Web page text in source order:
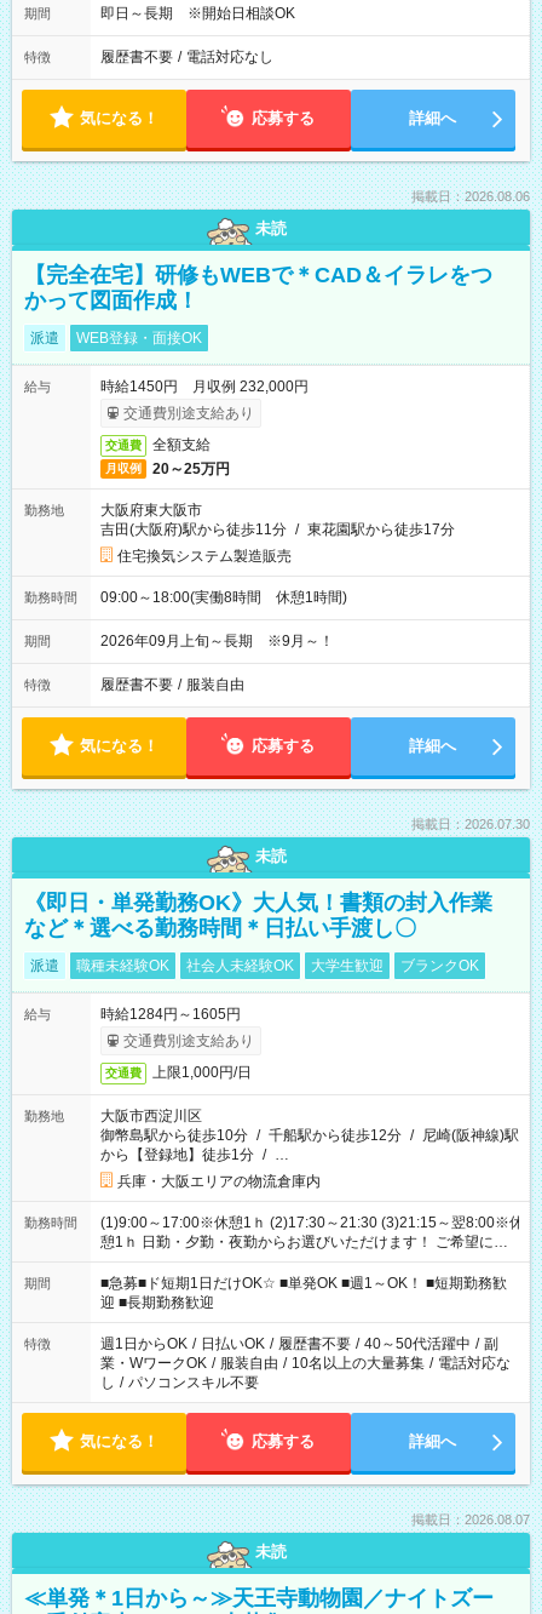
期間 即日～長期 ※開始日相談OK
特徴 履歴書不要 / 電話対応なし
気になる！ 応募する 詳細へ
掲載日：2026.08.06
未読
【完全在宅】研修もWEBで＊CAD＆イラレをつ
かって図面作成！
派遣 WEB登録・面接OK
給与
時給1450円 月収例 232,000円
交通費別途支給あり
交通費 全額支給
月収例 20～25万円
勤務地
大阪府東大阪市
吉田(大阪府)駅から徒歩11分 / 東花園駅から徒歩17分
住宅換気システム製造販売
勤務時間 09:00～18:00(実働8時間 休憩1時間)
期間 2026年09月上旬～長期 ※9月～！
特徴 履歴書不要 / 服装自由
気になる！ 応募する 詳細へ
掲載日：2026.07.30
未読
《即日・単発勤務OK》大人気！書類の封入作業
など＊選べる勤務時間＊日払い手渡し〇
派遣 職種未経験OK 社会人未経験OK 大学生歓迎 ブランクOK
給与
時給1284円～1605円
交通費別途支給あり
交通費 上限1,000円/日
勤務地
大阪市西淀川区
御幣島駅から徒歩10分 / 千船駅から徒歩12分 / 尼崎(阪神線)駅
から【登録地】徒歩1分 / …
兵庫・大阪エリアの物流倉庫内
勤務時間
(1)9:00～17:00※休憩1ｈ (2)17:30～21:30 (3)21:15～翌8:00※休
憩1ｈ 日勤・夕勤・夜勤からお選びいただけます！ ご希望に合
わせて働けるお仕事です(*^^*) 【その他選べる勤務時間】 8-17
時/9-17時/9-18時/10-18時/11-21時/18-22時/20-翌4時/21-翌5
時/22-翌6時/0-翌8時 ご自身のご都合で選んで頂ける完全自由シ
フト！
期間
■急募■ド短期1日だけOK☆ ■単発OK ■週1～OK！ ■短期勤務歓
迎 ■長期勤務歓迎
特徴 週1日からOK / 日払いOK / 履歴書不要 / 40～50代活躍中 / 副
業・WワークOK / 服装自由 / 10名以上の大量募集 / 電話対応な
し / パソコンスキル不要
気になる！ 応募する 詳細へ
掲載日：2026.08.07
未読
≪単発＊1日から～≫天王寺動物園／ナイトズー